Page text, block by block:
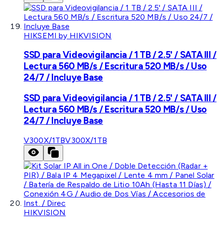
HIKSEMI by HIKVISION
SSD para Videovigilancia / 1 TB / 2.5' / SATA III /
Lectura 560 MB/s / Escritura 520 MB/s / Uso
24/7 / Incluye Base
SSD para Videovigilancia / 1 TB / 2.5' / SATA III /
Lectura 560 MB/s / Escritura 520 MB/s / Uso
24/7 / Incluye Base
V300X/1TBV300X/1TB
HIKVISION